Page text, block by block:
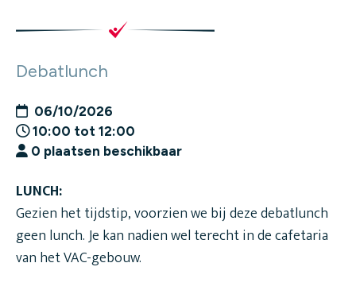
Debatlunch
06/10/2026
10:00 tot 12:00
0 plaatsen beschikbaar
LUNCH:
Gezien het tijdstip, voorzien we bij deze debatlunch
geen lunch. Je kan nadien wel terecht in de cafetaria
van het VAC-gebouw.